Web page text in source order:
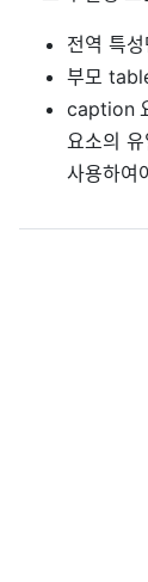
전역 특
부모
caption
요소의
사용하여